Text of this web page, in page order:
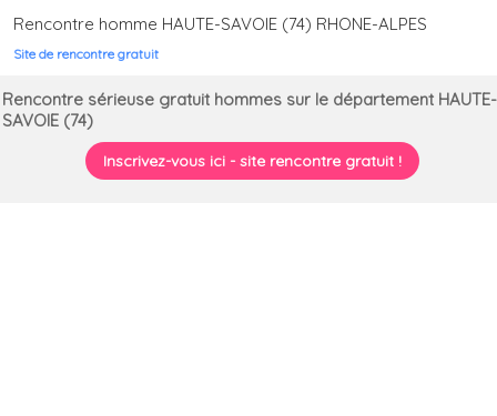
Rencontre homme HAUTE-SAVOIE (74) RHONE-ALPES
Site de rencontre gratuit
Rencontre sérieuse gratuit hommes sur le département HAUTE-
SAVOIE (74)
Inscrivez-vous ici - site rencontre gratuit !